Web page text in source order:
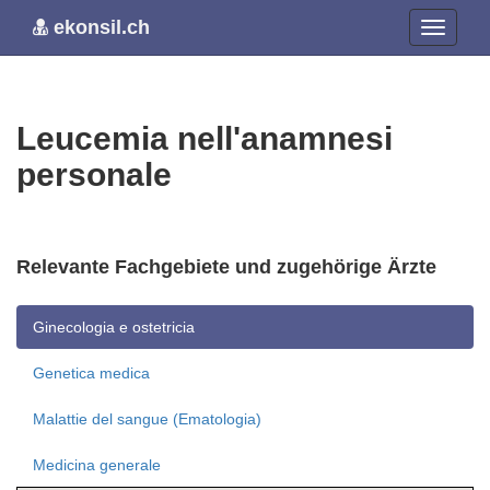
ekonsil.ch
Leucemia nell'anamnesi
personale
Relevante Fachgebiete und zugehörige Ärzte
Ginecologia e ostetricia
Genetica medica
Malattie del sangue (Ematologia)
Medicina generale